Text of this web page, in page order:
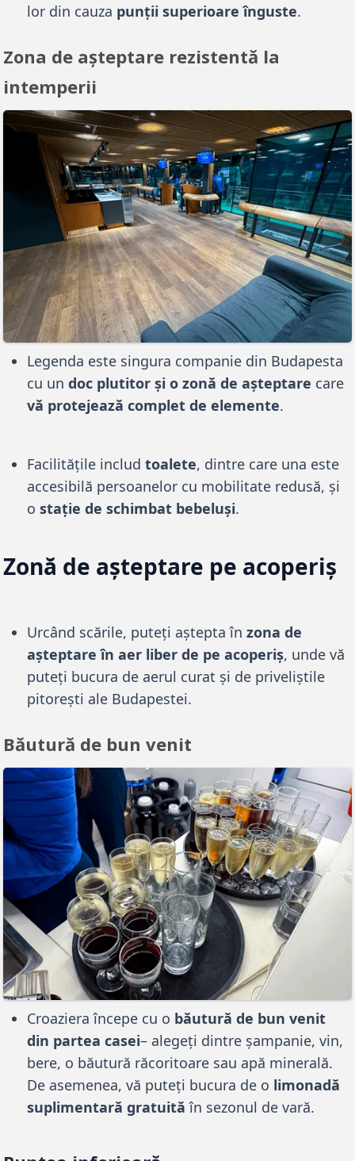
lor din cauza punții superioare înguste.
Zona de așteptare rezistentă la
intemperii
Legenda este singura companie din Budapesta
cu undoc plutitor și o zonă de așteptare care
vă protejează complet de elemente.
Facilitățile includtoalete, dintre care una este
accesibilă persoanelor cu mobilitate redusă, și
ostație de schimbat bebeluși.
Zonă de așteptare pe acoperiș
Urcând scările, puteți aștepta înzona de
așteptare în aer liber de pe acoperiș, unde vă
puteți bucura de aerul curat și de priveliștile
pitorești ale Budapestei.
Băutură de bun venit
Croaziera începe cu o băutură de bun venit
din partea casei– alegeți dintre șampanie, vin,
bere, o băutură răcoritoare sau apă minerală.
De asemenea, vă puteți bucura de o limonadă
suplimentară gratuită în sezonul de vară.